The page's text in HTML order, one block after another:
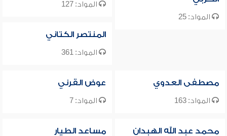
المواد: 25
المواد: 127
المنتصر الكتاني
المواد: 361
مصطفى العدوي
المواد: 163
عوض القرني
المواد: 7
محمد عبد الله الهبدان مساعد الطيار